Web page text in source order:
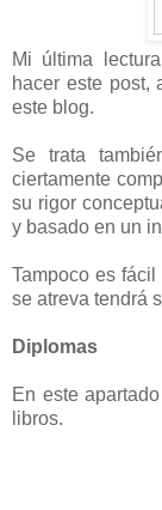
Mi última
hacer este post,
este blog.
Se trata
ciertamente
su rigor
y basado en un
Tampoco es
se atreva tendrá
Diplomas
En este
libros.